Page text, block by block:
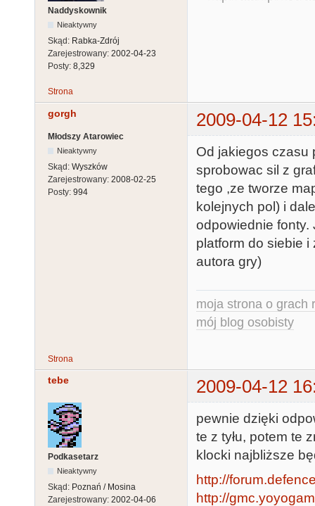
Naddyskownik
Nieaktywny
Skąd: Rabka-Zdrój
Zarejestrowany: 2002-04-23
Posty: 8,329
Strona
gorgh 2009-04-12
Młodszy Atarowiec
Nieaktywny
Skąd: Wyszków
Zarejestrowany: 2008-02-25
Posty: 994
Od jakiegos czasu
sprobowac sil z
tego ,ze tworze
kolejnych pol) i
odpowiednie
platform do siebie
autora gry)
moja strona o grach
mój blog osobisty
Strona
tebe 2009-04-12
Podkasetarz
Nieaktywny
Skąd: Poznań / Mosina
Zarejestrowany: 2002-04-06
pewnie dzięki
te z tyłu, potem te
klocki najbliższe
http://
http://